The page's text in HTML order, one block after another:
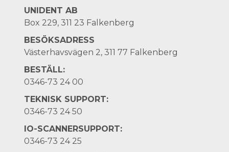
UNIDENT AB
Box 229, 311 23 Falkenberg
BESÖKSADRESS
Västerhavsvägen 2, 311 77 Falkenberg
BESTÄLL:
0346-73 24 00
TEKNISK SUPPORT:
0346-73 24 50
IO-SCANNERSUPPORT:
0346-73 24 25